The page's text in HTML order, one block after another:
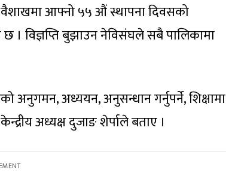
वैशाखमा आफ्नो ५५ औं स्थापना दिवसको
। विज्ञप्ति बुझाउन नेविसंघले सबै पालिकामा
अनुगमन, अध्ययन, अनुसन्धान गर्नुपर्ने, शिक्षामा
अध्यक्ष दुजाङ शेर्पाले बताए ।